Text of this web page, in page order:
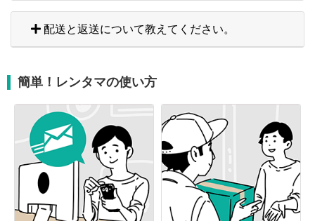
配送と返送について教えてください。
簡単！レンタマの使い方